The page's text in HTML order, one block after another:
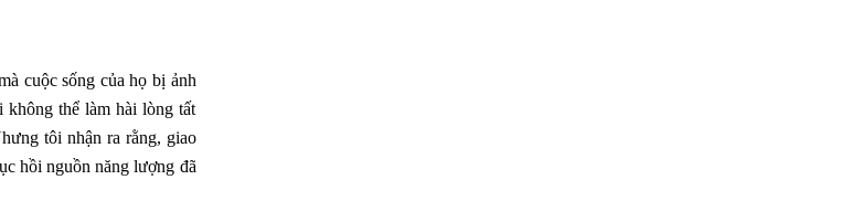
cuộc sống của họ bị ảnh
thể làm hài lòng tất
tôi nhận ra rằng, giao
hồi nguồn năng lượng đã